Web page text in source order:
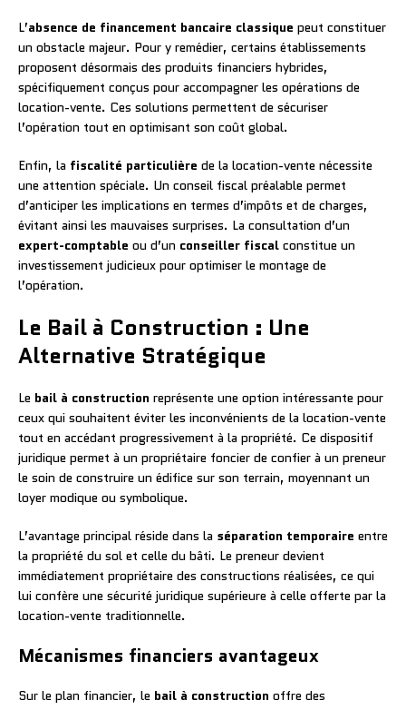
L’absence de financement bancaire classique peut constituer
un obstacle majeur. Pour y remédier, certains établissements
proposent désormais des produits financiers hybrides,
spécifiquement conçus pour accompagner les opérations de
location-vente. Ces solutions permettent de sécuriser
l’opération tout en optimisant son coût global.
Enfin, la fiscalité particulière de la location-vente nécessite
une attention spéciale. Un conseil fiscal préalable permet
d’anticiper les implications en termes d’impôts et de charges,
évitant ainsi les mauvaises surprises. La consultation d’un
expert-comptable ou d’un conseiller fiscal constitue un
investissement judicieux pour optimiser le montage de
l’opération.
Le Bail à Construction : Une
Alternative Stratégique
Le bail à construction représente une option intéressante pour
ceux qui souhaitent éviter les inconvénients de la location-vente
tout en accédant progressivement à la propriété. Ce dispositif
juridique permet à un propriétaire foncier de confier à un preneur
le soin de construire un édifice sur son terrain, moyennant un
loyer modique ou symbolique.
L’avantage principal réside dans la séparation temporaire entre
la propriété du sol et celle du bâti. Le preneur devient
immédiatement propriétaire des constructions réalisées, ce qui
lui confère une sécurité juridique supérieure à celle offerte par la
location-vente traditionnelle.
Mécanismes financiers avantageux
Sur le plan financier, le bail à construction offre des